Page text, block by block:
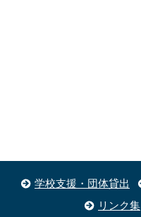
学校支援・団体貸出
リンク集